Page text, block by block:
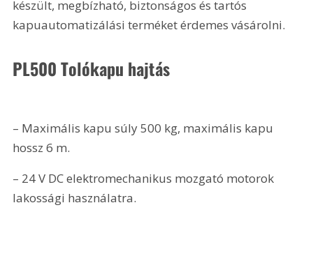
készült, megbízható, biztonságos és tartós
kapuautomatizálási terméket érdemes vásárolni.
PL500 Tolókapu hajtás
– Maximális kapu súly 500 kg, maximális kapu
hossz 6 m.
– 24 V DC elektromechanikus mozgató motorok
lakossági használatra.